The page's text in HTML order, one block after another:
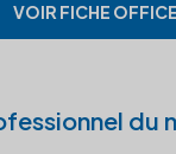
VOIR FICHE OFFICE
du